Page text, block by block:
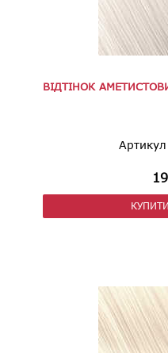
ВІДТІНОК
КУПИТИ